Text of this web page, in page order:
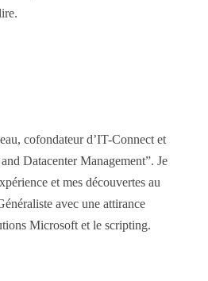
cofondateur d’IT-Connect et
Datacenter Management”. Je
et mes découvertes au
avec une attirance
Microsoft et le scripting.